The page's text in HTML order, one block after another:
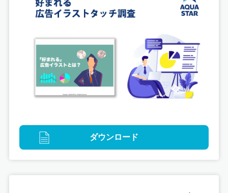
ゲームグラフィック
ソードアート・オンライン
ダウンロード